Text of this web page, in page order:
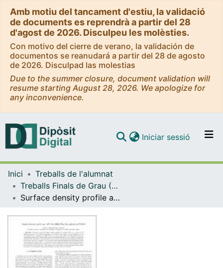
Amb motiu del tancament d'estiu, la validació
de documents es reprendrà a partir del 28
d'agost de 2026. Disculpeu les molèsties.
Con motivo del cierre de verano, la validación de
documentos se reanudará a partir del 28 de agosto
de 2026. Disculpad las molestias
Due to the summer closure, document validation will
resume starting August 28, 2026. We apologize for
any inconvenience.
Navega per tot el DD
Iniciar sessió (current)
Inici
Treballs de l'alumnat
Treballs Finals de Grau (TFG) - Física
Surface density profile and AVR for Milky Way-like galaxies in TNG50